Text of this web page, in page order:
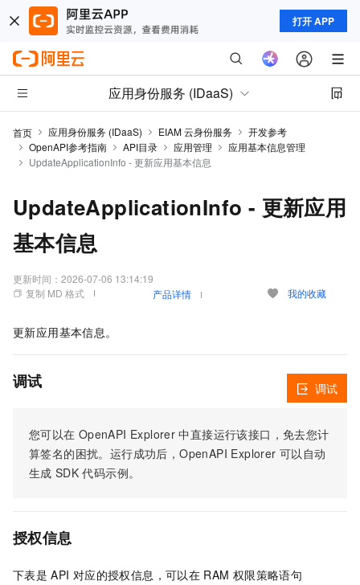
打开 APP
应用身份服务 (IDaaS)
首页 应用身份服务 (IDaaS) EIAM 云身份服务
开发参考
OpenAPI参考指南
API目录 应用管理
应用基本信息管理
UpdateApplicationInfo - 更新应用基本信息
UpdateApplicationInfo - 更新应用
基本信息
更新时间： 2026-07-06 13:14:19
复制 MD 格式
产品详情 我的收藏
更新应用基本信息。
调试
您可以在 OpenAPI Explorer 中直接运行该接口，免去您计
算签名的困扰。运行成功后，OpenAPI Explorer 可以自动
生成 SDK 代码示例。
调试
授权信息
下表是 API 对应的授权信息，可以在 RAM 权限策略语句